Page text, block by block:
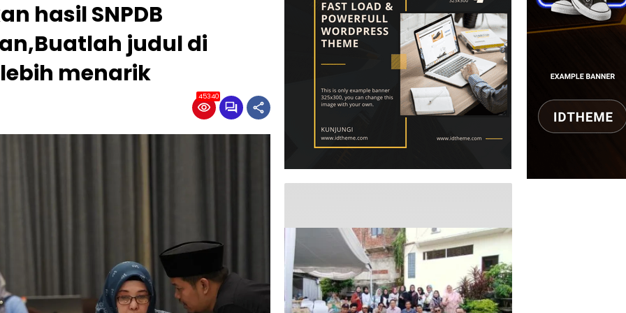
hasil SNPDB
judul di
menarik
453406